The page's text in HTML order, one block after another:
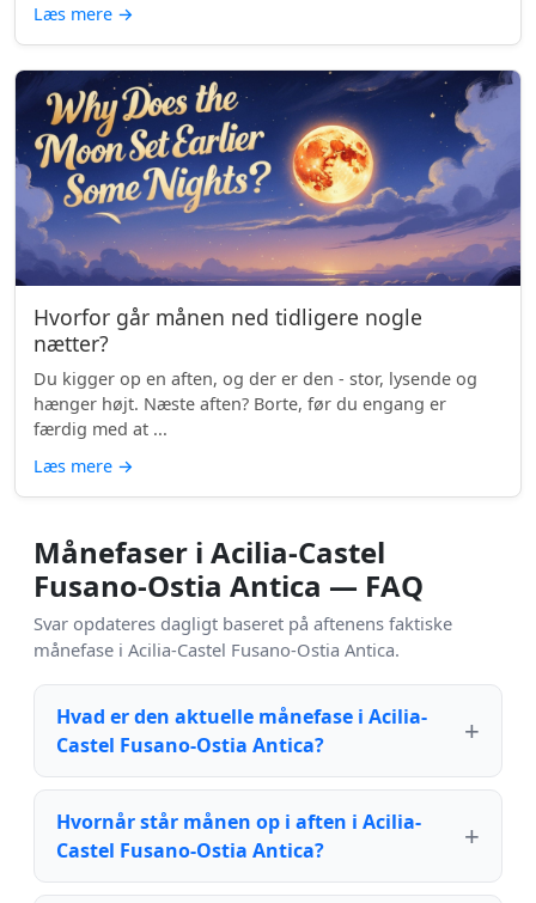
Læs mere →
Hvorfor går månen ned tidligere nogle
nætter?
Du kigger op en aften, og der er den - stor, lysende og
hænger højt. Næste aften? Borte, før du engang er
færdig med at ...
Læs mere →
Månefaser i Acilia-Castel
Fusano-Ostia Antica — FAQ
Svar opdateres dagligt baseret på aftenens faktiske
månefase i Acilia-Castel Fusano-Ostia Antica.
Hvad er den aktuelle månefase i Acilia-
Castel Fusano-Ostia Antica?
Hvornår står månen op i aften i Acilia-
Castel Fusano-Ostia Antica?